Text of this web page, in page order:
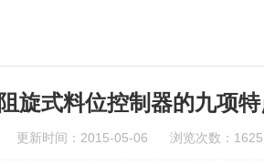
阻旋式料位控制器的九项
更新时间：2015-05-06 浏览次数：1625